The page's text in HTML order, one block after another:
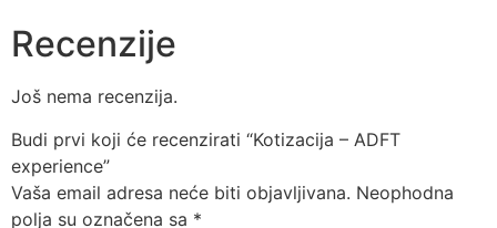
Recenzije
Još nema recenzija.
Budi prvi koji će recenzirati “Kotizacija – ADFT
experience”
Vaša email adresa neće biti objavljivana. Neophodna
polja su označena sa *